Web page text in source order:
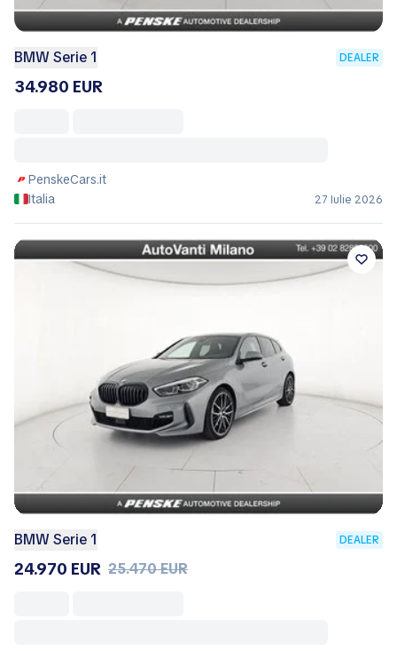
BMW Serie 1 DEALER
34.980 EUR
PenskeCars.it
Italia
27 Iulie 2026
BMW Serie 1 DEALER
24.970 EUR 25.470 EUR